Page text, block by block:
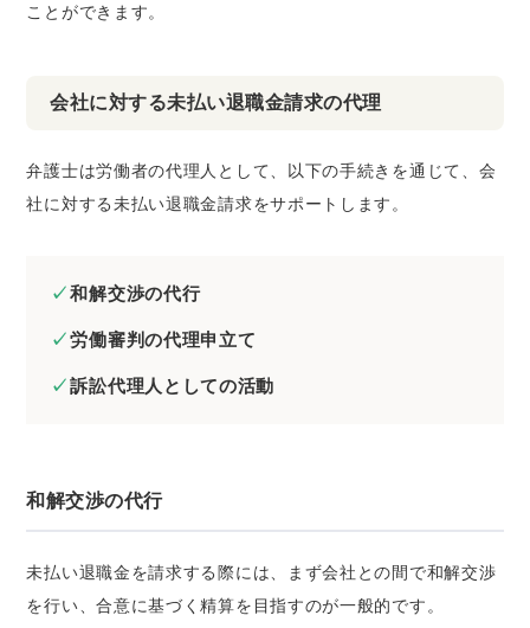
ことができます。
会社に対する未払い退職金請求の代理
弁護士は労働者の代理人として、以下の手続きを通じて、会
社に対する未払い退職金請求をサポートします。
和解交渉の代行
労働審判の代理申立て
訴訟代理人としての活動
和解交渉の代行
未払い退職金を請求する際には、まず会社との間で和解交渉
を行い、合意に基づく精算を目指すのが一般的です。